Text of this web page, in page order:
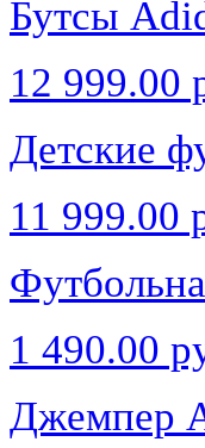
Бутсы
12 999.00
Детские
11 999.00
1 490.00
Джемпер